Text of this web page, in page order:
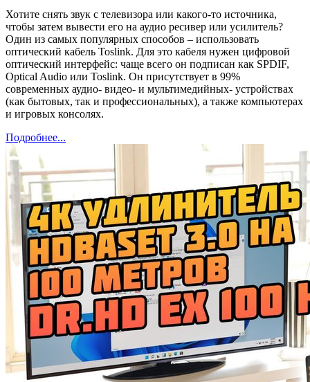
Хотите снять звук с телевизора или какого-то источника,
чтобы затем вывести его на аудио ресивер или усилитель?
Один из самых популярных способов – использовать
оптический кабель Toslink. Для это кабеля нужен цифровой
оптический интерфейс: чаще всего он подписан как SPDIF,
Optical Audio или Toslink. Он присутствует в 99%
современных аудио- видео- и мультимедийных- устройствах
(как бытовых, так и профессиональных), а также компьютерах
и игровых консолях.
Подробнее...